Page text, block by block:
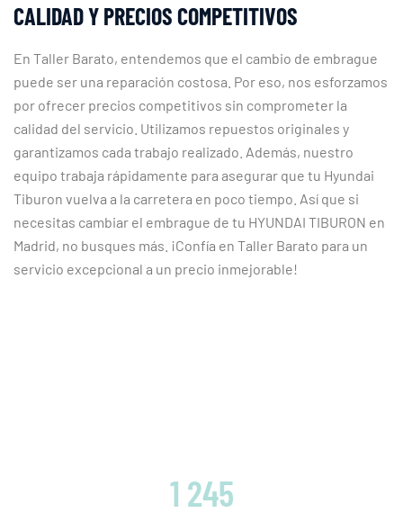
CALIDAD Y PRECIOS COMPETITIVOS
En Taller Barato, entendemos que el cambio de embrague
puede ser una reparación costosa. Por eso, nos esforzamos
por ofrecer precios competitivos sin comprometer la
calidad del servicio. Utilizamos repuestos originales y
garantizamos cada trabajo realizado. Además, nuestro
equipo trabaja rápidamente para asegurar que tu Hyundai
Tiburon vuelva a la carretera en poco tiempo. Así que si
necesitas cambiar el embrague de tu HYUNDAI TIBURON en
Madrid, no busques más. ¡Confía en Taller Barato para un
servicio excepcional a un precio inmejorable!
1 245